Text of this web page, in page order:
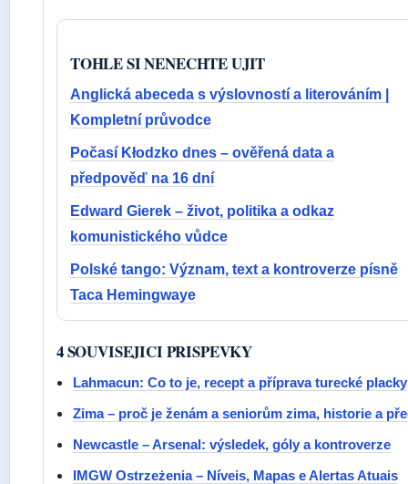
TOHLE SI NENECHTE UJIT
Anglická abeceda s výslovností a literováním |
Kompletní průvodce
Počasí Kłodzko dnes – ověřená data a
předpověď na 16 dní
Edward Gierek – život, politika a odkaz
komunistického vůdce
Polské tango: Význam, text a kontroverze písně
Taca Hemingwaye
4 SOUVISEJICI PRISPEVKY
Lahmacun: Co to je, recept a příprava turecké placky
Zima – proč je ženám a seniorům zima, historie a
Newcastle – Arsenal: výsledek, góly a kontroverze
IMGW Ostrzeżenia – Níveis, Mapas e Alertas Atuais